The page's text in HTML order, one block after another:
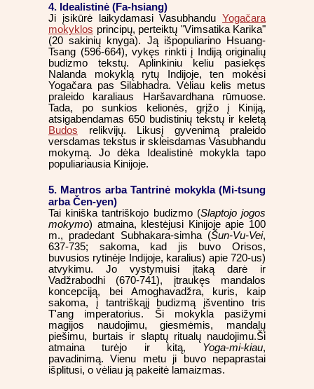
4. Idealistinė (Fa-hsiang)
Ji įsikūrė laikydamasi Vasubhandu Yogačara
mokyklos principų, perteiktų "Vimsatika Karika"
(20 sakinių knyga). Ją išpopuliarino Hsuang-
Tsang (596-664), vykęs rinkti į Indiją originalių
budizmo tekstų. Aplinkiniu keliu pasiekęs
Nalanda mokyklą rytų Indijoje, ten mokėsi
Yogačara pas Silabhadra. Vėliau kelis metus
praleido karaliaus Haršavardhana rūmuose.
Tada, po sunkios kelionės, grįžo į Kiniją,
atsigabendamas 650 budistinių tekstų ir keletą
Budos relikvijų. Likusį gyvenimą praleido
versdamas tekstus ir skleisdamas Vasubhandu
mokymą. Jo dėka Idealistinė mokykla tapo
populiariausia Kinijoje.
5. Mantros arba Tantrinė mokykla (Mi-tsung
arba Čen-yen)
Tai kiniška tantriškojo budizmo (Slaptojo jogos
mokymo) atmaina, klestėjusi Kinijoje apie 100
m., pradedant Subhakara-simha (Šun-Vu-Vei,
637-735; sakoma, kad jis buvo Orisos,
buvusios rytinėje Indijoje, karalius) apie 720-us)
atvykimu. Jo vystymuisi įtaką darė ir
Vadžrabodhi (670-741), įtraukęs mandalos
koncepciją, bei Amoghavadžra, kuris, kaip
sakoma, į tantriškąjį budizmą įšventino tris
T'ang imperatorius. Ši mokykla pasižymi
magijos naudojimu, giesmėmis, mandalų
piešimu, burtais ir slaptų ritualų naudojimu.Ši
atmaina turėjo ir kitą, Yoga-mi-kiau,
pavadinimą. Vienu metu ji buvo nepaprastai
išplitusi, o vėliau ją pakeitė lamaizmas.